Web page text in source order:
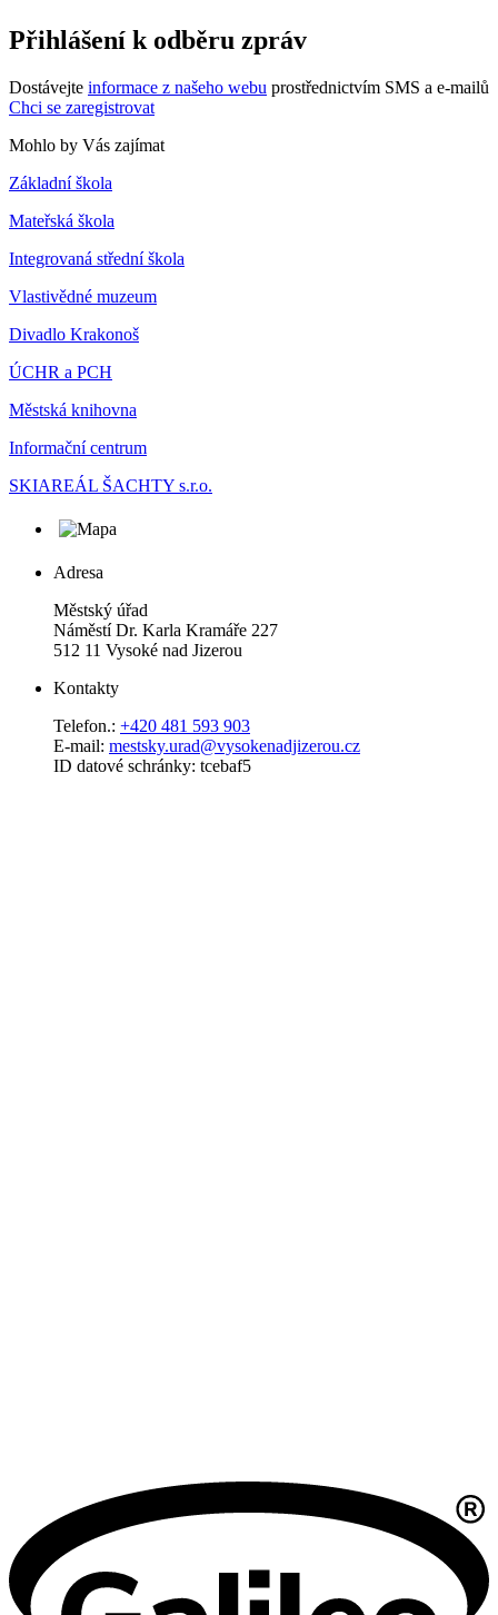
Přihlášení k odběru zpráv
Dostávejte informace z našeho webu prostřednictvím SMS a e-mailů
Chci se zaregistrovat
Mohlo by Vás zajímat
Základní škola
Mateřská škola
Integrovaná střední škola
Vlastivědné muzeum
Divadlo Krakonoš
ÚCHR a PCH
Městská knihovna
Informační centrum
SKIAREÁL ŠACHTY s.r.o.
Adresa
Městský úřad
Náměstí Dr. Karla Kramáře 227
512 11 Vysoké nad Jizerou
Kontakty
Telefon.: +420 481 593 903
E-mail: mestsky.urad@vysokenadjizerou.cz
ID datové schránky: tcebaf5